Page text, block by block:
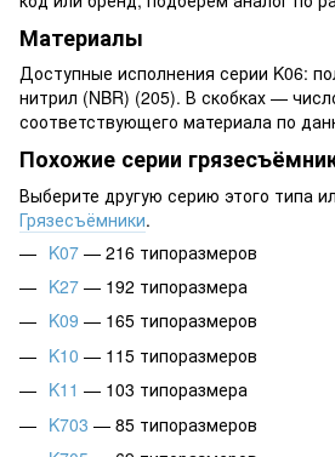
Материалы
Доступные исполнения серии K06:
нитрил (NBR) (205). В скобках —
соответствующего материала по
Похожие серии
Выберите другую серию этого типа
Грязесъёмники.
K07 — 216 типоразмеров
K27 — 192 типоразмера
K09 — 165 типоразмеров
K10 — 115 типоразмеров
K11 — 103 типоразмера
K703 — 85 типоразмеров